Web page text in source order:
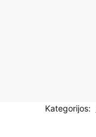
Kategorijos: